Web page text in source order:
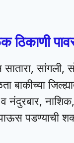
ठिकाणी
सांगली,
बाकीच्या